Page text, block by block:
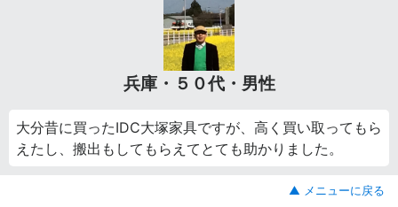
兵庫・５０代・男性
大分昔に買ったIDC大塚家具ですが、高く買い取ってもら
えたし、搬出もしてもらえてとても助かりました。
▲ メニューに戻る